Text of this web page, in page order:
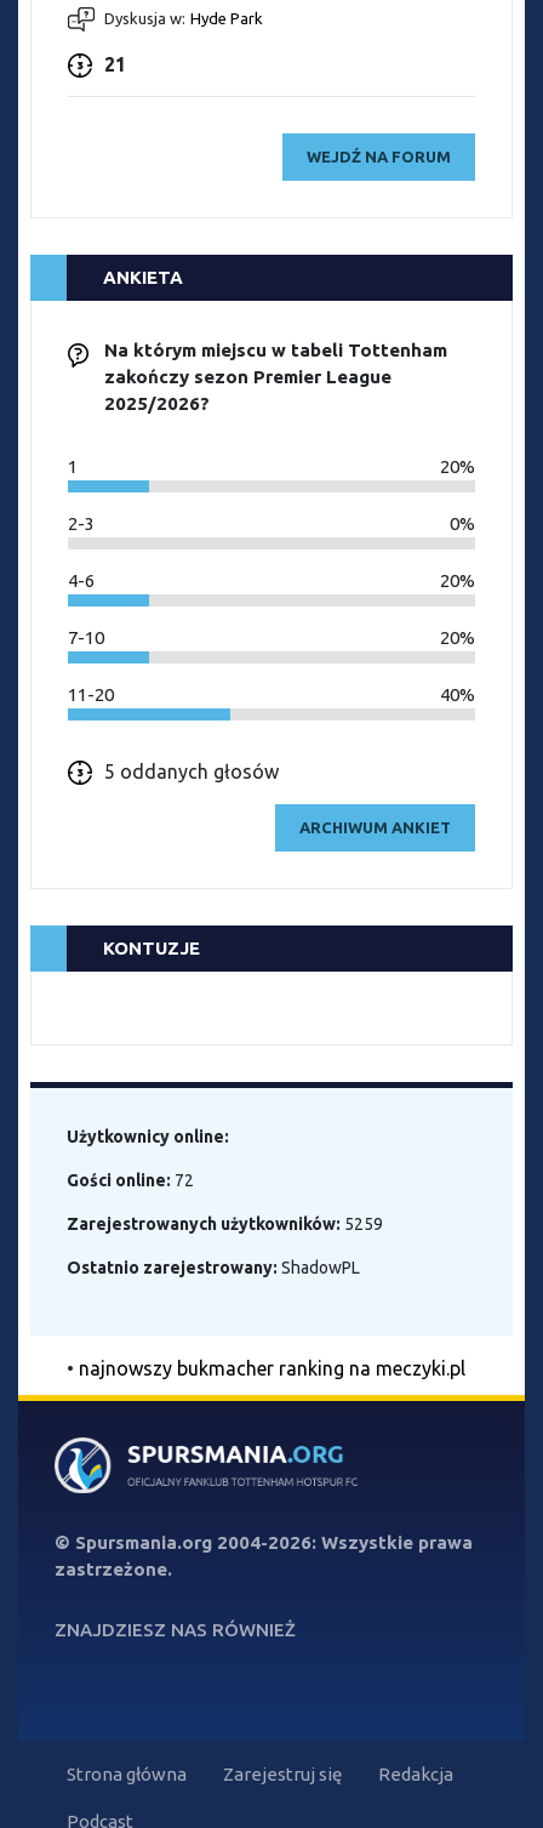
Dyskusja w: Hyde Park
21
WEJDŹ NA FORUM
ANKIETA
Na którym miejscu w tabeli Tottenham
zakończy sezon Premier League
2025/2026?
1 20%
2-3 0%
4-6 20%
7-10 20%
11-20 40%
5 oddanych głosów
ARCHIWUM ANKIET
KONTUZJE
Użytkownicy online:
Gości online: 72
Zarejestrowanych użytkowników: 5259
Ostatnio zarejestrowany: ShadowPL
• najnowszy bukmacher ranking na meczyki.pl
© Spursmania.org 2004-2026: Wszystkie prawa
zastrzeżone.
ZNAJDZIESZ NAS RÓWNIEŻ
Strona główna Zarejestruj się Redakcja
Podcast